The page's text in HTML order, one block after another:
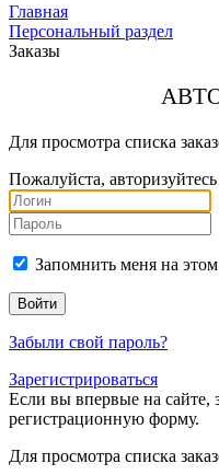
Главная
Персональный раздел
Заказы
Для просмотра списка
Пожалуйста, авторизуйтесь
Запомнить меня на
Забыли свой пароль?
Зарегистрироваться
Если вы впервые на сайте,
регистрационную форму.
Для просмотра списка